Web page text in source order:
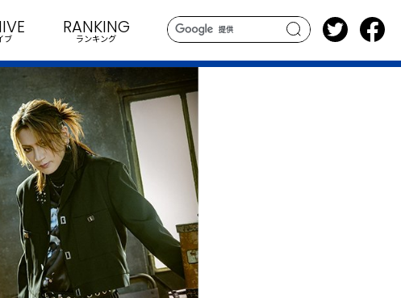
search
ブ
RANKING
ランキング